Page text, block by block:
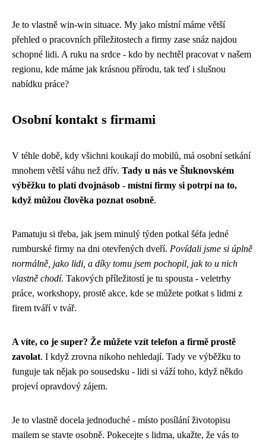
Je to vlastně win-win situace. My jako místní máme větší
přehled o pracovních příležitostech a firmy zase snáz najdou
schopné lidi. A ruku na srdce - kdo by nechtěl pracovat v našem
regionu, kde máme jak krásnou přírodu, tak teď i slušnou
nabídku práce?
Osobní kontakt s firmami
V téhle době, kdy všichni koukají do mobilů, má osobní setkání
mnohem větší váhu než dřív. Tady u nás ve Šluknovském
výběžku to platí dvojnásob - místní firmy si potrpí na to,
když můžou člověka poznat osobně.
Pamatuju si třeba, jak jsem minulý týden potkal šéfa jedné
rumburské firmy na dni otevřených dveří. Povídali jsme si úplně
normálně, jako lidi, a díky tomu jsem pochopil, jak to u nich
vlastně chodí. Takových příležitostí je tu spousta - veletrhy
práce, workshopy, prostě akce, kde se můžete potkat s lidmi z
firem tváří v tvář.
A víte, co je super? Že můžete vzít telefon a firmě prostě
zavolat. I když zrovna nikoho nehledají. Tady ve výběžku to
funguje tak nějak po sousedsku - lidi si váží toho, když někdo
projeví opravdový zájem.
Je to vlastně docela jednoduché - místo posílání životopisu
mailem se stavte osobně. Pokecejte s lidma, ukažte, že vás to